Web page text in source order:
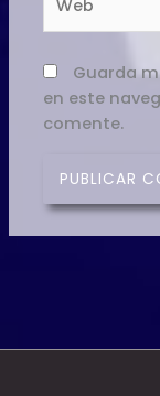
Guarda
en este
comente.